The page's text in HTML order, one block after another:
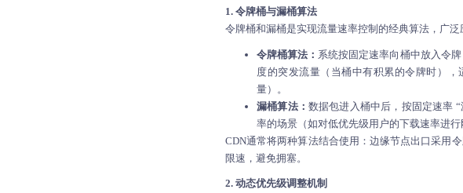
1. 令牌桶与漏桶算法
令牌桶和漏桶是实现流量速率控制的经典算法，广泛
令牌桶算法： 系统按固定速率向桶中放入令
度的突发流量（当桶中有积累的令牌时）
量）。
漏桶算法： 数据包进入桶中后，按固定速率
率的场景（如对低优先级用户的下载速率进行
CDN通常将两种算法结合使用：边缘节点出口采用
限速，避免拥塞。
2. 动态优先级调整机制